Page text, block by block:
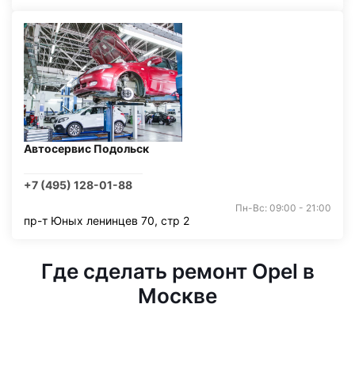
Автосервис Подольск
+7 (495) 128-01-88
Пн-Вс: 09:00 - 21:00
пр-т Юных ленинцев 70, стр 2
Где сделать ремонт Opel в
Москве